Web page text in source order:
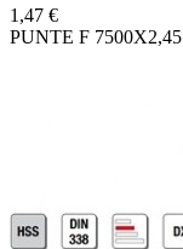
1,47 €
PUNTE F 7500X2,45